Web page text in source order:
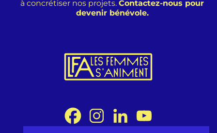
à concrétiser nos projets. Contactez-nous pour
devenir bénévole.